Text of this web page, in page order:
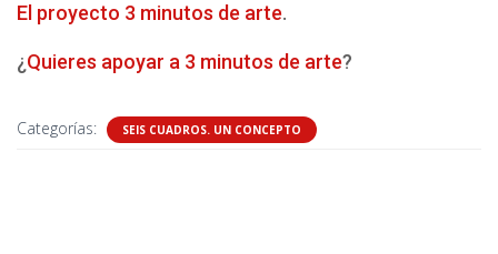
El proyecto 3 minutos de arte.
¿Quieres apoyar a 3 minutos de arte?
Categorías: SEIS CUADROS. UN CONCEPTO